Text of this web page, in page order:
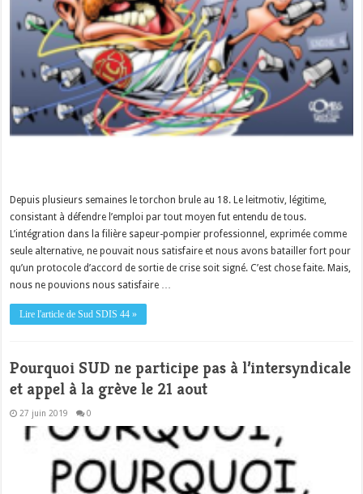
Depuis plusieurs semaines le torchon brule au 18. Le leitmotiv, légitime,
consistant à défendre l’emploi par tout moyen fut entendu de tous.
L’intégration dans la filière sapeur-pompier professionnel, exprimée comme
seule alternative, ne pouvait nous satisfaire et nous avons batailler fort pour
qu’un protocole d’accord de sortie de crise soit signé. C’est chose faite. Mais,
nous ne pouvions nous satisfaire …
Lire l'article de Sud SDIS 44 »
Pourquoi SUD ne participe pas à l’intersyndicale
et appel à la grève le 21 aout
27 juin 2019 0